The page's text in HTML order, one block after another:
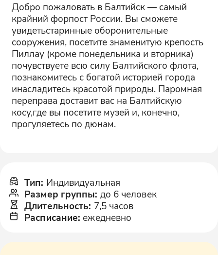
Добро пожаловать в Балтийск — самый
крайний форпост России. Вы сможете
увидетьстаринные оборонительные
сооружения, посетите знаменитую крепость
Пиллау (кроме понедельника и вторника)
почувствуете всю силу Балтийского флота,
познакомитесь с богатой историей города
инасладитесь красотой природы. Паромная
переправа доставит вас на Балтийскую
косу,где вы посетите музей и, конечно,
прогуляетесь по дюнам.
Тип: Индивидуальная
Размер группы: до 6 человек
Длительность: 7,5 часов
Расписание: ежедневно